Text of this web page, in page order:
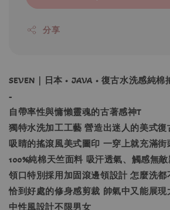
分享
SEVEN｜日本 • JAVA • 復古水洗感純
-
自帶率性與慵懶靈魂的古著感神T
獨特水洗加工工藝 營造出迷人的美式復
吸睛的搖滾風美式圖印 一穿上就充滿街
100%純棉天竺面料 吸汗透氣、觸感無
領口特別採用加固滾邊領設計 怎麼洗都
恰到好處的修身感剪裁 帥氣中又能展現
中性風設計不限男女